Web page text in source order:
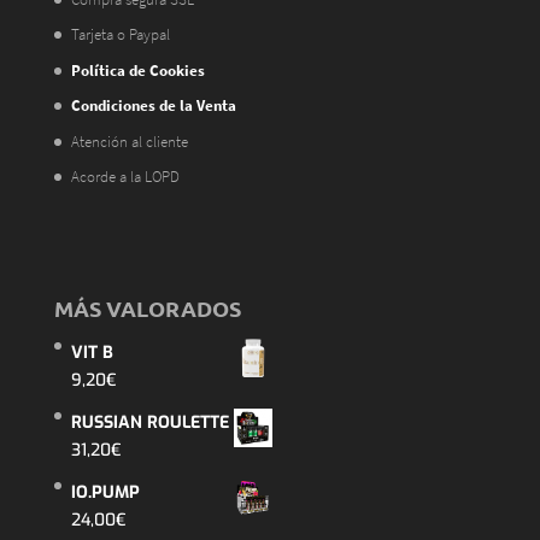
Tarjeta o Paypal
Política de Cookies
Condiciones de la Venta
Atención al cliente
Acorde a la LOPD
MÁS VALORADOS
VIT B
9,20€
RUSSIAN ROULETTE
31,20€
IO.PUMP
24,00€